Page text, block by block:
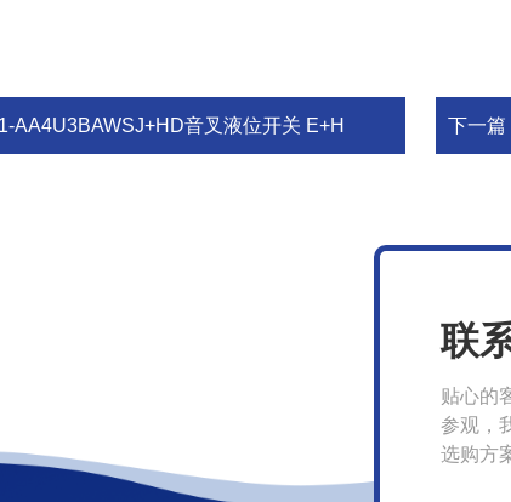
AA4U3BAWSJ+HD音叉液位开关 E+H 下一篇
联
贴心的
参观，
选购方